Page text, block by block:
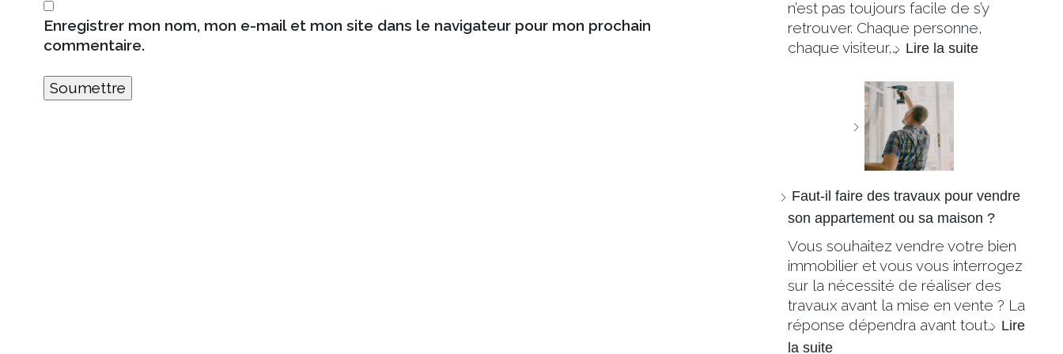
Enregistrer mon nom, mon e-mail et mon site dans le navigateur pour mon prochain
commentaire.
n’est pas toujours facile de s’y
retrouver. Chaque personne,
chaque visiteur,… Lire la suite
Faut-il faire des travaux pour vendre
son appartement ou sa maison ?
Vous souhaitez vendre votre bien
immobilier et vous vous interrogez
sur la nécessité de réaliser des
travaux avant la mise en vente ? La
réponse dépendra avant tout… Lire
la suite